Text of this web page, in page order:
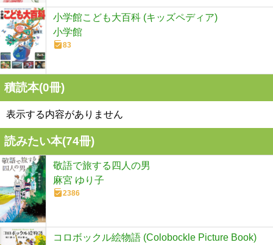
小学館こども大百科 (キッズペディア)
小学館
83
積読本(0冊)
表示する内容がありません
読みたい本(74冊)
敬語で旅する四人の男
麻宮 ゆり子
2386
コロボックル絵物語 (Colobockle Picture Book)